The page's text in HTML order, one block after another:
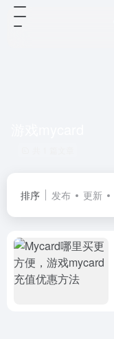
排序 发布 更新